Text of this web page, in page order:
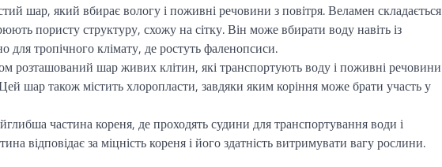
шар, який вбирає вологу і поживні речовини з повітря. Веламен складається
пористу структуру, схожу на сітку. Він може вбирати воду навіть із
для тропічного клімату, де ростуть фаленопсиси.
розташований шар живих клітин, які транспортують воду і поживні речовини
шар також містить хлоропласти, завдяки яким коріння може брати участь у
частина кореня, де проходять судини для транспортування води і
відповідає за міцність кореня і його здатність витримувати вагу рослини.